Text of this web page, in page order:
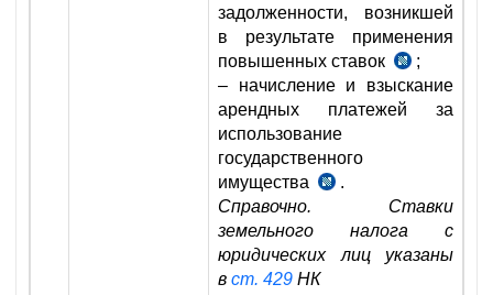
задолженности, возникшей
в результате применения
повышенных ставок
п.
4
УП-5978
;
– начисление и взыскание
арендных платежей за
использование
государственного
имущества
п.
УП-5978
от
3.04.2020
.
Справочно. Ставки
земельного налога с
юридических лиц указаны
в ст. 429 НК